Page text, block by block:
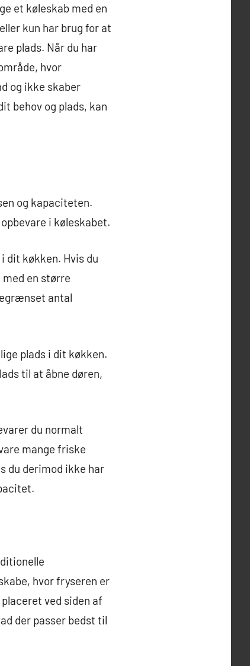
et køleskab med en
kun har brug for at
plads. Når du har
hvor
og ikke skaber
behov og plads, kan
og kapaciteten.
i køleskabet.
dit køkken. Hvis du
en større
antal
plads i dit køkken.
til at åbne døren,
du normalt
mange friske
du derimod ikke har
hvor fryseren er
ved siden af
der passer bedst til